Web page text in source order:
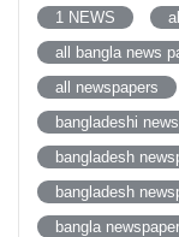
1 NEWS
all bangla news
all newspapers
bangladeshi
bangladesh
bangladesh
bangla newspaper